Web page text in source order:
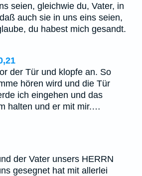
seien, gleichwie du, Vater, in
auch sie in uns eins seien,
du habest mich gesandt.
der Tür und klopfe an. So
hören wird und die Tür
ich eingehen und das
halten und er mit mir.…
der Vater unsers HERRN
gesegnet hat mit allerlei